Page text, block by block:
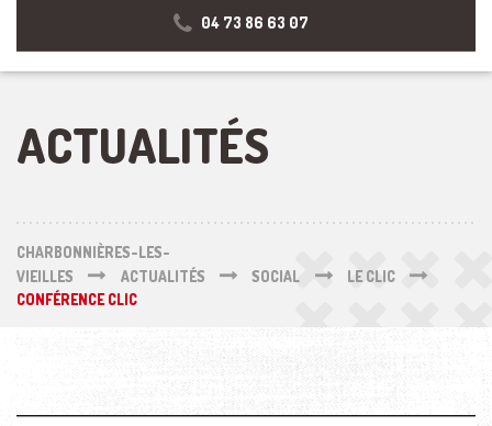
04 73 86 63 07
ACTUALITÉS
CHARBONNIÈRES-LES-
VIEILLES
ACTUALITÉS SOCIAL
LE CLIC
CONFÉRENCE CLIC